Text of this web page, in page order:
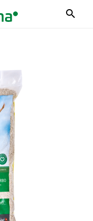
search